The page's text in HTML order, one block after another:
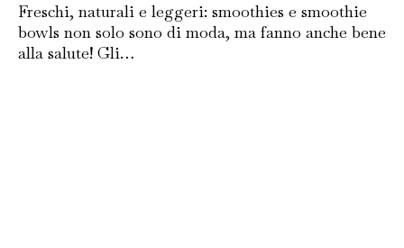
Freschi, naturali e leggeri: smoothies e smoothie
bowls non solo sono di moda, ma fanno anche bene
alla salute! Gli…